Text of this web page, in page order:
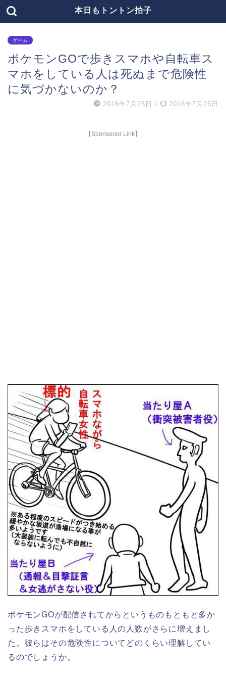
本日もトントン拍子
ゲーム
ポケモンGOで歩きスマホや自転車ス
マホをしている人は死ぬまで危険性
に気づかないのか？
2016年7月26日 / 2016年7月26日
【Sponsored Link】
ポケモンGOが配信されてからというものもともと多か
った歩きスマホをしている人の人数がさらに増えまし
た。彼らはその危険性についてどのくらい理解してい
るのでしょうか。